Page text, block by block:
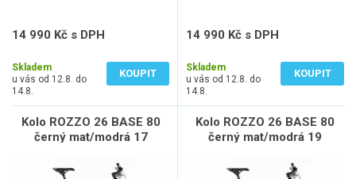
14 990 Kč s DPH
Skladem
u vás od 12.8. do
14.8.
KOUPIT
14 990 Kč s DPH
Skladem
u vás od 12.8. do
14.8.
KOUPIT
Kolo ROZZO 26 BASE 80
černý mat/modrá 17
Kolo ROZZO 26 BASE 80
černý mat/modrá 19